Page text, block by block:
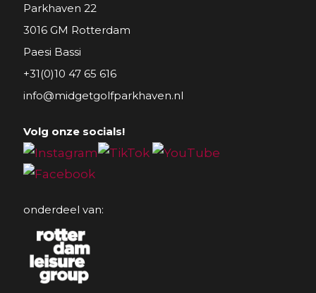
Parkhaven 22
3016 GM Rotterdam
Paesi Bassi
+31(0)10 47 65 616
info@midgetgolfparkhaven.nl
Volg onze socials!
onderdeel van: